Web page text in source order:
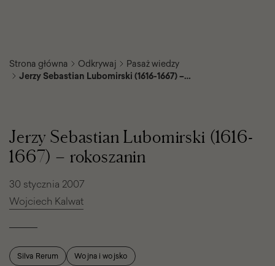
Strona główna Odkrywaj
Pasaż wiedzy
Jerzy Sebastian Lubomirski (1616-1667) –
Lubomirski
(1616-
1667)
–
Jerzy Sebastian Lubomirski (1616-
1667) – rokoszanin
30 stycznia 2007
Wojciech Kalwat
Silva Rerum Wojna i wojsko